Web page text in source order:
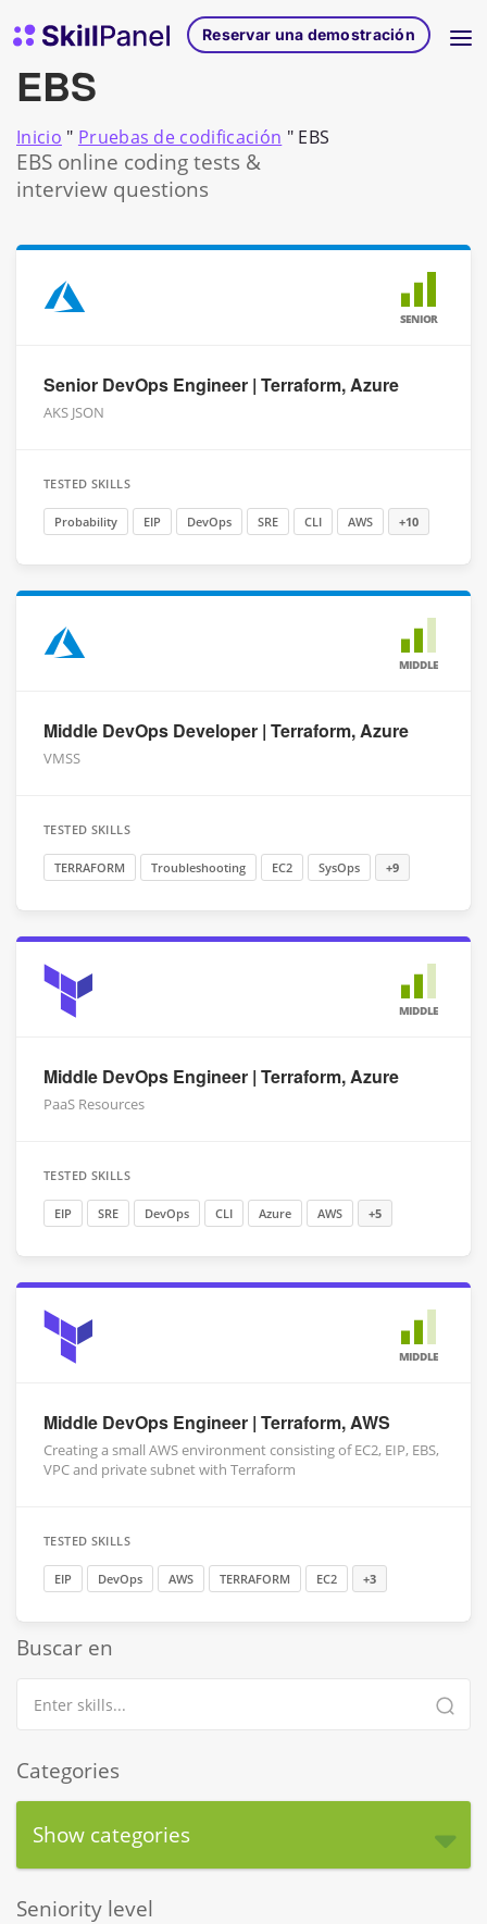
Página de inicio de SkillPanelReservar una demostración
EBS
Inicio " Pruebas de codificación " EBS
EBS online coding tests &
interview questions
SENIOR
Senior DevOps Engineer | Terraform, Azure
AKS JSON
TESTED SKILLS
Probability EIP DevOps SRE CLI AWS +10
MIDDLE
Middle DevOps Developer | Terraform, Azure
VMSS
TESTED SKILLS
TERRAFORM Troubleshooting EC2 SysOps +9
MIDDLE
Middle DevOps Engineer | Terraform, Azure
PaaS Resources
TESTED SKILLS
EIP SRE DevOps CLI Azure AWS +5
MIDDLE
Middle DevOps Engineer | Terraform, AWS
Creating a small AWS environment consisting of EC2, EIP, EBS,
VPC and private subnet with Terraform
TESTED SKILLS
EIP DevOps AWS TERRAFORM EC2 +3
Buscar en
Categories
Show categories
Seniority level